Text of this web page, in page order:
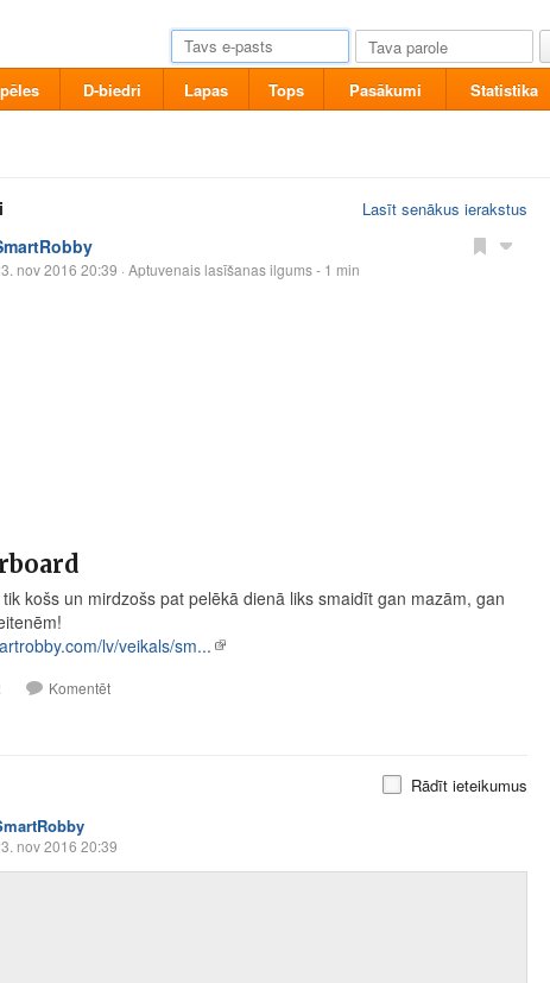
D-biedri Lapas Tops Pasākumi Statistika
Lasīt senākus ierakstus
nov 2016 20:39 · Aptuvenais lasīšanas ilgums - 1 min
košs un mirdzošs pat pelēkā dienā liks smaidīt gan mazām, gan
lv/veikals/sm...
Komentēt
Rādīt ieteikumus
nov 2016 20:39